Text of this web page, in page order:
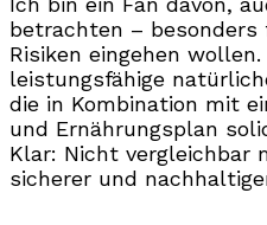
betrachten –
Risiken eingehen
leistungsfähige
die in Kombination mit
und Ernährungsplan
Klar: Nicht vergleichbar
sicherer und